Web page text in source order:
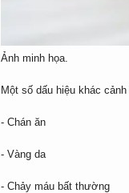
Ảnh minh họa.
Một số dấu hiệu khác
- Chán ăn
- Vàng da
- Chảy máu bất thường